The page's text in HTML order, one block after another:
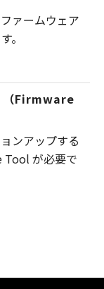
ァームウェア
。
（Firmware
ンアップする
Tool が必要で